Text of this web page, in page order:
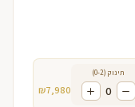
תינוק (0-2)
0
₪7,980